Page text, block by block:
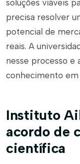
soluções viáveis
precisa resolver
potencial de
reais. A
nesse processo e
conhecimento em
Instituto
acordo de
científica